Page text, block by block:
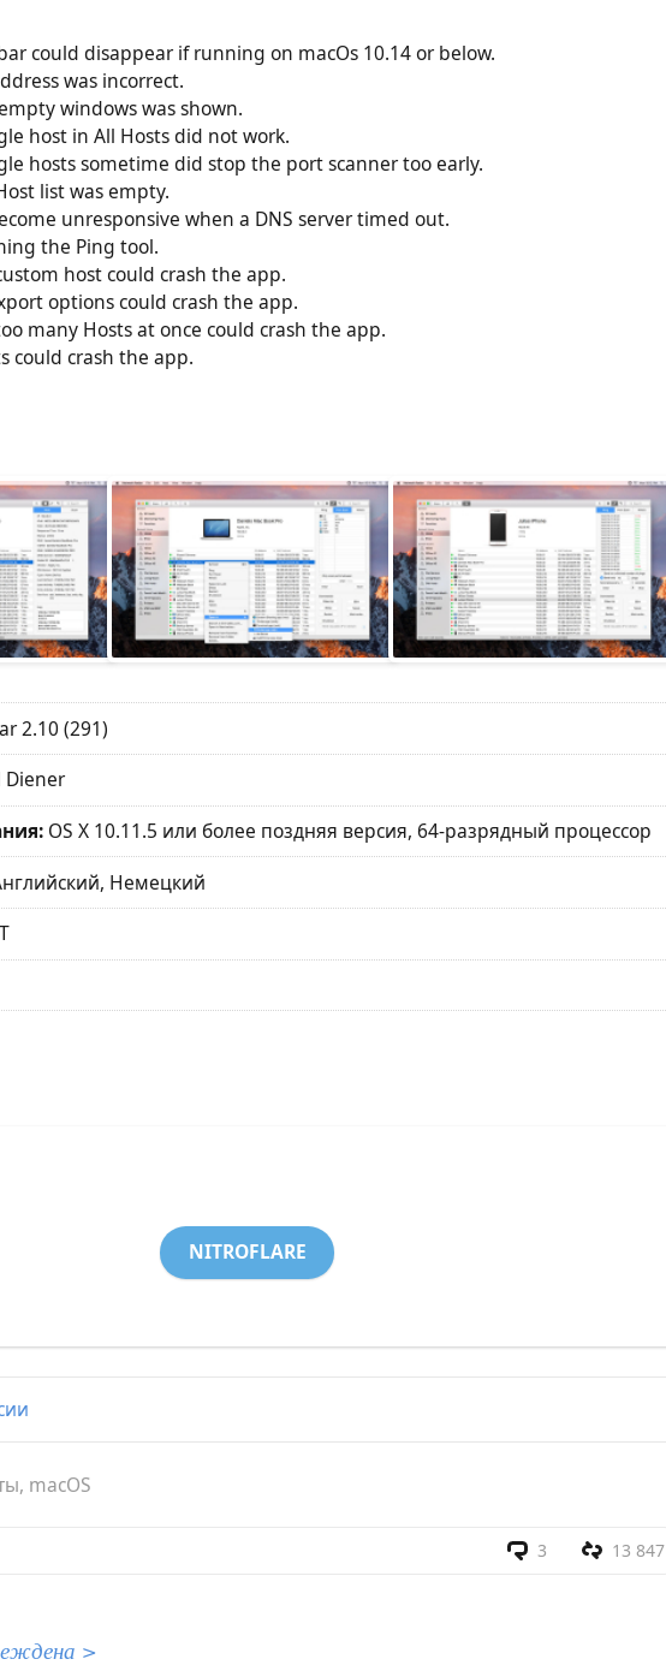
could disappear if running on macOs 10.14 or below.
was incorrect.
windows was shown.
host in All Hosts did not work.
hosts sometime did stop the port scanner too early.
list was empty.
unresponsive when a DNS server timed out.
the Ping tool.
host could crash the app.
options could crash the app.
many Hosts at once could crash the app.
could crash the app.
2.10 (291)
Diener
OS X 10.11.5 или более поздняя версия, 64-разрядный процессор
Немецкий
NITROFLARE
, macOS
3 13 847
>